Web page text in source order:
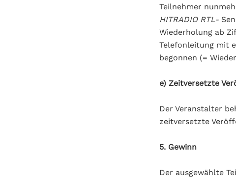
Teilnehmer
HITRADIO RTL-
Wiederholung ab
Telefonleitung mit
begonnen (=
e) Zeitversetzte
Der Veranstalter
zeitversetzte
5. Gewinn
Der ausgewählte